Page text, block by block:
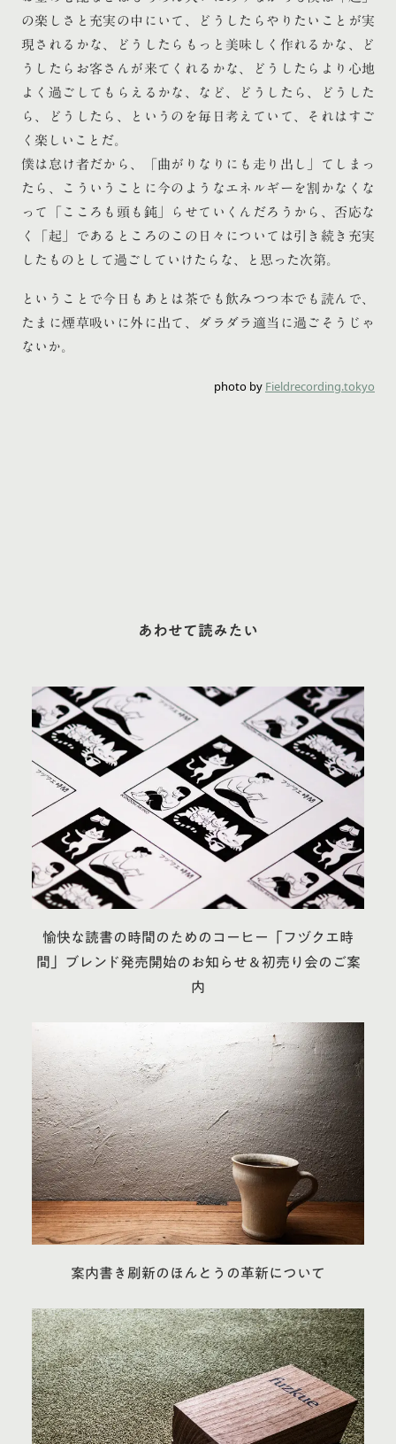
の楽しさと充実の中にいて、どうしたらやりたいことが実
現されるかな、どうしたらもっと美味しく作れるかな、ど
うしたらお客さんが来てくれるかな、どうしたらより心地
よく過ごしてもらえるかな、など、どうしたら、どうした
ら、どうしたら、というのを毎日考えていて、それはすご
く楽しいことだ。
僕は怠け者だから、「曲がりなりにも走り出し」てしまっ
たら、こういうことに今のようなエネルギーを割かなくな
って「こころも頭も鈍」らせていくんだろうから、否応な
く「起」であるところのこの日々については引き続き充実
したものとして過ごしていけたらな、と思った次第。
ということで今日もあとは茶でも飲みつつ本でも読んで、
たまに煙草吸いに外に出て、ダラダラ適当に過ごそうじゃ
ないか。
photo by Fieldrecording.tokyo
あわせて読みたい
愉快な読書の時間のためのコーヒー「フヅクエ時
間」ブレンド発売開始のお知らせ＆初売り会のご案
内
案内書き刷新のほんとうの革新について